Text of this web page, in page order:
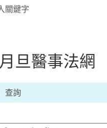
月旦醫事法網
查詢